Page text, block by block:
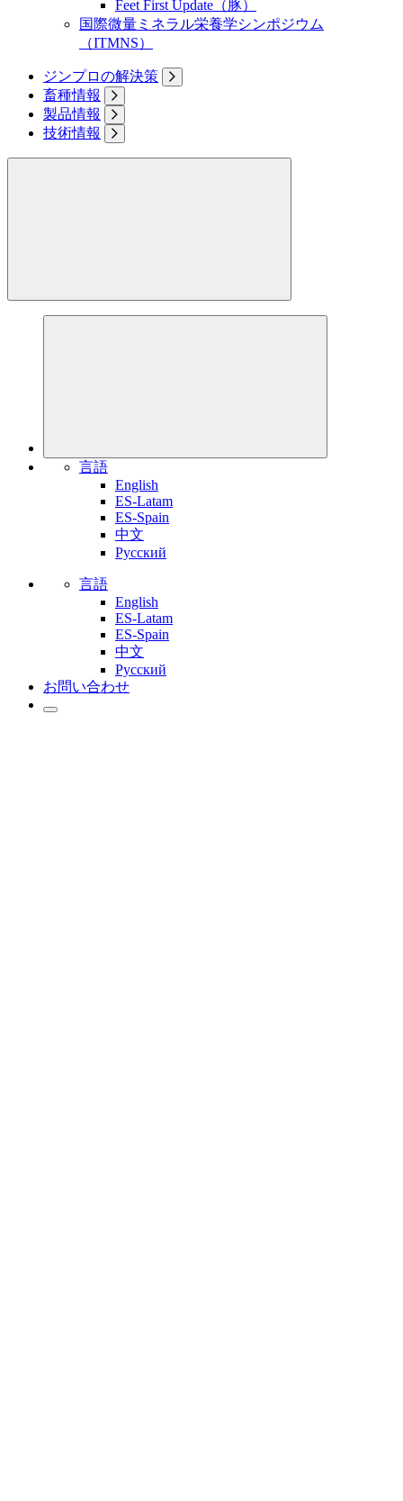
Feet First Update（豚）
国際微量ミネラル栄養学シンポジウム
（ITMNS）
ジンプロの解決策
畜種情報
製品情報
技術情報
言語
English
ES-Latam
ES-Spain
中文
Pусский
言語
English
ES-Latam
ES-Spain
中文
Pусский
お問い合わせ